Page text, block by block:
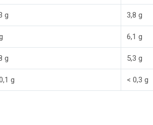
g 3,8 g
6,1 g
g 5,3 g
g < 0,3 g